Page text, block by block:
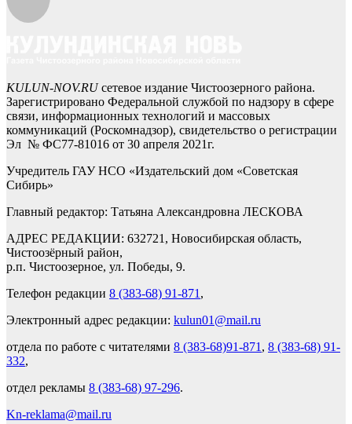
KULUN-NOV.RUсетевое издание Чистоозерного района.
Зарегистрировано Федеральной службой по надзору в сфере
связи, информационных технологий и массовых
коммуникаций (Роскомнадзор), свидетельство о регистрации
Эл № ФС77-81016 от 30 апреля 2021г.
Учредитель ГАУ НСО «Издательский дом «Советская
Сибирь»
Главный редактор: Татьяна Александровна ЛЕСКОВА
АДРЕС РЕДАКЦИИ: 632721, Новосибирская область,
Чистоозёрный район,
р.п. Чистоозерное, ул. Победы, 9.
Телефон редакции 8 (383-68) 91-871 ,
Электронный адрес редакции: kulun01@mail.ru
отдела по работе с читателями 8 (383-68)91-871 , 8 (383-68) 91-
332,
отдел рекламы 8 (383-68) 97-296.
Kn-reklama@mail.ru